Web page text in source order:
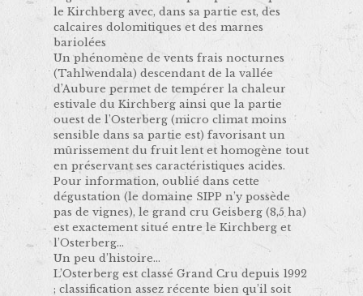
le Kirchberg avec, dans sa partie est, des
calcaires dolomitiques et des marnes
bariolées
Un phénomène de vents frais nocturnes
(Tahlwendala) descendant de la vallée
d’Aubure permet de tempérer la chaleur
estivale du Kirchberg ainsi que la partie
ouest de l’Osterberg (micro climat moins
sensible dans sa partie est) favorisant un
mûrissement du fruit lent et homogène tout
en préservant ses caractéristiques acides.
Pour information, oublié dans cette
dégustation (le domaine SIPP n’y possède
pas de vignes), le grand cru Geisberg (8,5 ha)
est exactement situé entre le Kirchberg et
l’Osterberg…
Un peu d’histoire…
L’Osterberg est classé Grand Cru depuis 1992
; classification assez récente bien qu’il soit